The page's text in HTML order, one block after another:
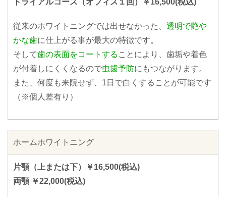
トライアルコース（オフィス１回）￥16,500(税込)
従来のホワイトニングでは出せなかった、 透明で艶や
かな歯に仕上がる事が最大の特徴です。
そして歯の表面をコートする ことにより、歯垢や着色
が付着しにくくなるので虫歯予防にもつながります。
また、何度も来院せず、1日で白くすることが可能です
（※個人差有り）
ホームホワイトニング
片顎（上または下）￥16,500(税込)
両顎 ￥22,000(税込)